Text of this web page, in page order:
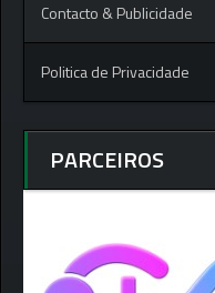
Contacto & Publicidade
Politica de Privacidade
PARCEIROS